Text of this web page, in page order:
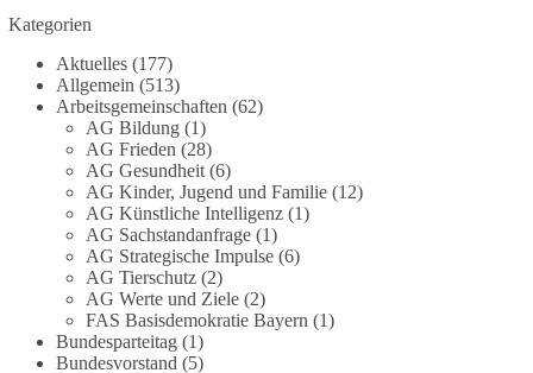
Im Politischen Frühschoppen diskutieren die
Teilnehmer das Verhältnis von Mensch, Natur und
Grundgesetz.
Beitrag der AG Strategische Impulse
Kann die Natur Träger eigener Grundrechte sein?
Oder würde eine solche Entwicklung das
Fundament unseres Grundgesetzes sprengen? Mit
dieser grundsätzlichen Frage beschäftigte sich die
Teilnehmer des Politischen Frühschoppens der
AG Strategische Impulse am 19. Juli 2026.
Referent Frank Bothmann stellte die These auf,
Kategorien
Aktuelles(177)
Allgemein (513)
Arbeitsgemeinschaften (62)
AG Bildung(1)
AG Frieden (28)
AG Gesundheit(6)
AG Kinder, Jugend und Familie(12)
AG Künstliche Intelligenz(1)
AG Sachstandanfrage(1)
AG Strategische Impulse(6)
AG Tierschutz(2)
AG Werte und Ziele(2)
FAS Basisdemokratie Bayern (1)
Bundesparteitag(1)
Bundesvorstand (5)